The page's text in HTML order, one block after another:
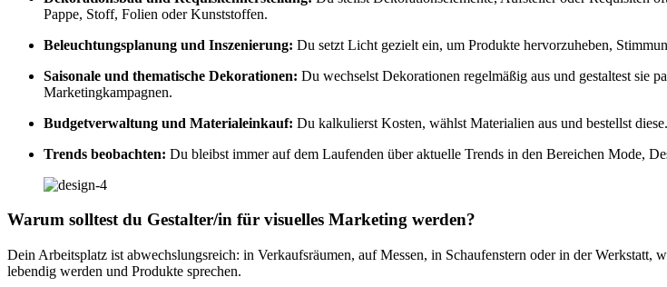
Pappe, Stoff, Folien oder Kunststoffen.
Beleuchtungsplanung und Inszenierung: Du setzt Licht gezielt ein, um Produkte hervorzuheben,
Saisonale und thematische Dekorationen: Du wechselst Dekorationen regelmäßig aus und gestaltest sie
Marketingkampagnen.
Budgetverwaltung und Materialeinkauf: Du kalkulierst Kosten, wählst Materialien aus und bestellst
Trends beobachten: Du bleibst immer auf dem Laufenden über aktuelle Trends in den Bereichen Mode,
Warum solltest du Gestalter/in für visuelles Marketing werden?
Dein Arbeitsplatz ist abwechslungsreich: in Verkaufsräumen, auf Messen, in Schaufenstern oder in der
lebendig werden und Produkte sprechen.